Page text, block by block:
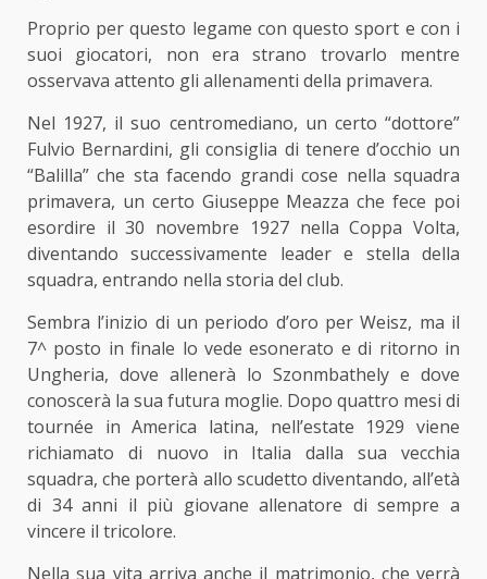
Proprio per questo legame con questo sport e con i
suoi giocatori, non era strano trovarlo mentre
osservava attento gli allenamenti della primavera.
Nel 1927, il suo centromediano, un certo “dottore”
Fulvio Bernardini, gli consiglia di tenere d’occhio un
“Balilla” che sta facendo grandi cose nella squadra
primavera, un certo Giuseppe Meazza che fece poi
esordire il 30 novembre 1927 nella Coppa Volta,
diventando successivamente leader e stella della
squadra, entrando nella storia del club.
Sembra l’inizio di un periodo d’oro per Weisz, ma il
7^ posto in finale lo vede esonerato e di ritorno in
Ungheria, dove allenerà lo Szonmbathely e dove
conoscerà la sua futura moglie. Dopo quattro mesi di
tournée in America latina, nell’estate 1929 viene
richiamato di nuovo in Italia dalla sua vecchia
squadra, che porterà allo scudetto diventando, all’età
di 34 anni il più giovane allenatore di sempre a
vincere il tricolore.
Nella sua vita arriva anche il matrimonio, che verrà